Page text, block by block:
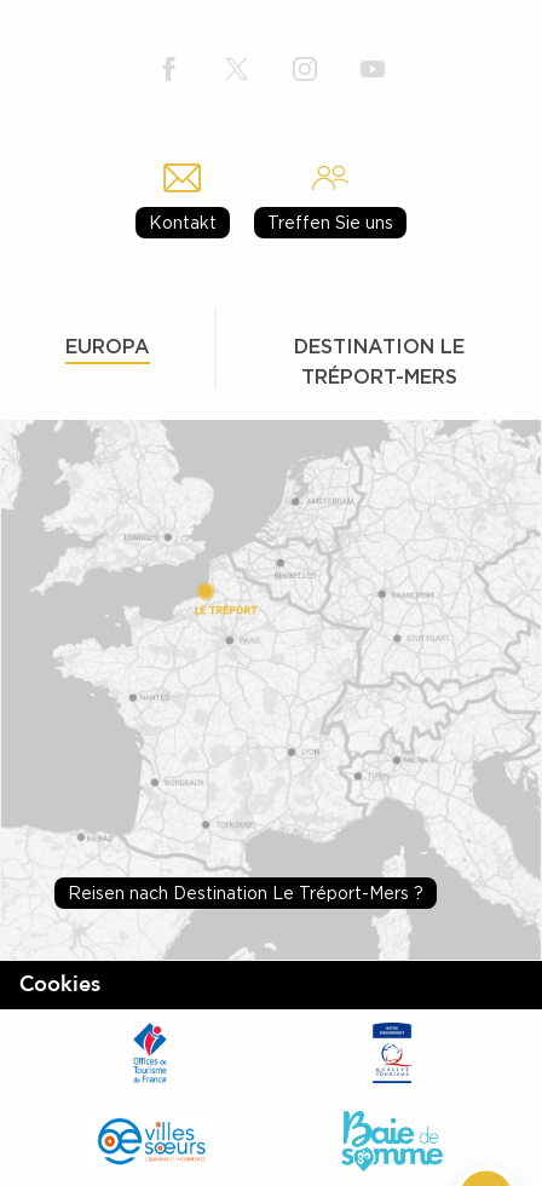
Kontakt Treffen Sie uns
EUROPA
DESTINATION LE
TRÉPORT-MERS
Reisen nach Destination Le Tréport-Mers ?
Cookies